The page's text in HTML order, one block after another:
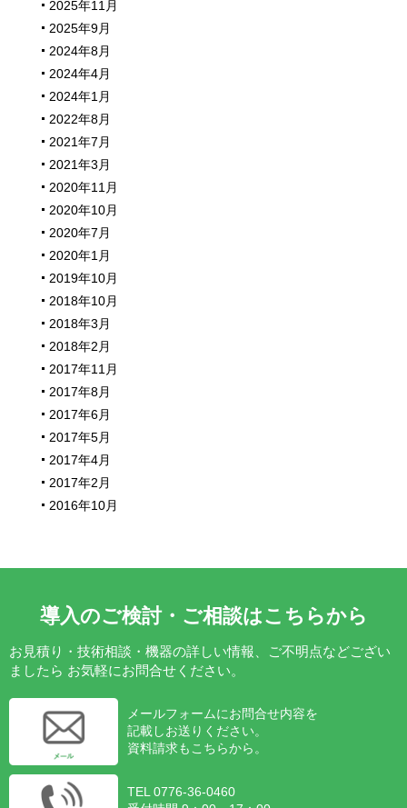
2025年11月
2025年9月
2024年8月
2024年4月
2024年1月
2022年8月
2021年7月
2021年3月
2020年11月
2020年10月
2020年7月
2020年1月
2019年10月
2018年10月
2018年3月
2018年2月
2017年11月
2017年8月
2017年6月
2017年5月
2017年4月
2017年2月
2016年10月
導入のご検討・ご相談はこちらから
お見積り・技術相談・機器の詳しい情報、ご不明点などござい
ましたら お気軽にお問合せください。
メールフォームにお問合せ内容を
記載しお送りください。
資料請求もこちらから。
TEL 0776-36-0460